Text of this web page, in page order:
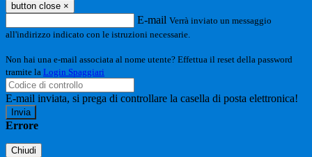
button close ×
E-mail Verrà inviato un messaggio
all'indirizzo indicato con le istruzioni necessarie.
Non hai una e-mail associata al nome utente? Effettua il reset della password
tramite la Login Spaggiari
E-mail inviata, si prega di controllare la casella di posta elettronica!
Errore
Chiudi